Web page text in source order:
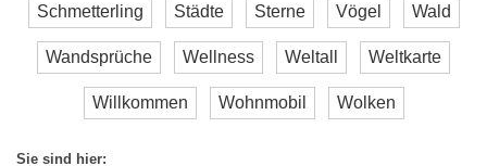
Schmetterling Städte Sterne Vögel Wald
Wandsprüche Wellness Weltall Weltkarte
Willkommen Wohnmobil Wolken